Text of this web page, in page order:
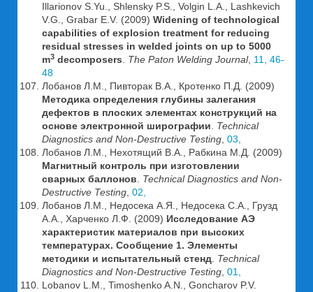
Illarionov S.Yu., Shlensky P.S., Volgin L.A., Lashkevich
V.G., Grabar E.V. (2009) Widening of technological
capabilities of explosion treatment for reducing
residual stresses in welded joints on up to 5000
m3 decomposers The Paton Welding Journal, 11, 46-
48
Лобанов Л.М., Пивторак В.А., Кротенко П.Д. (2009)
Методика определения глубины залегания
дефектов в плоских элементах конструкций на
основе электронной ширографии
Technical
Diagnostics and Non-Destructive Testing 03,
Лобанов Л.М., Нехотящий В.А., Рабкина М.Д. (2009)
Магнитный контроль при изготовлении
сварных баллонов
Technical Diagnostics and Non-
Destructive Testing 02,
Лобанов Л.М., Недосека А.Я., Недосека С.А., Грузд
А.А., Харченко Л.Ф. (2009) Исследование АЭ
характеристик материалов при высоких
температурах. Сообщение 1. Элементы
методики и испытательный стенд Technical
Diagnostics and Non-Destructive Testing 01,
Lobanov L.M., Timoshenko A.N., Goncharov P.V.